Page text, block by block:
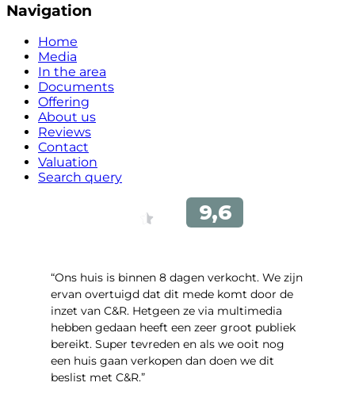
Navigation
Home
Media
In the area
Documents
Offering
About us
Reviews
Contact
Valuation
Search query
“Ons huis is binnen 8 dagen verkocht. We zijn
ervan overtuigd dat dit mede komt door de
inzet van C&R. Hetgeen ze via multimedia
hebben gedaan heeft een zeer groot publiek
bereikt. Super tevreden en als we ooit nog
een huis gaan verkopen dan doen we dit
beslist met C&R.”